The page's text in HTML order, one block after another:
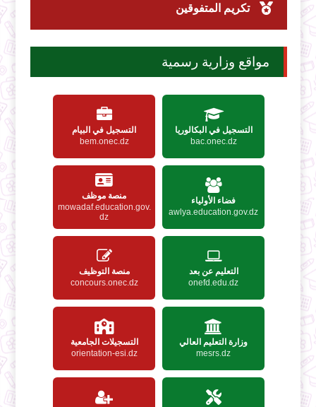
تكريم المتفوقين
مواقع وزارية رسمية
التسجيل في البكالوريا
bac.onec.dz
التسجيل في البيام
bem.onec.dz
فضاء الأولياء
awlya.education.gov.dz
منصة موظف
mowadaf.education.gov.
dz
التعليم عن بعد
onefd.edu.dz
منصة التوظيف
concours.onec.dz
وزارة التعليم العالي
mesrs.dz
التسجيلات الجامعية
orientation-esi.dz